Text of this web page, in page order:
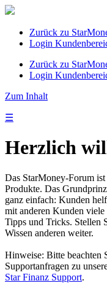
Zurück zu
Login
Zurück zu
Login
Zum Inhalt
☰
Herzlich
Das StarMoney-Forum
Produkte. Das
ganz einfach: Kunden
mit anderen Kunden
Tipps und Tricks. Stellen
Wissen anderen weiter.
Hinweise: Bitte beachten
Supportanfragen zu
Star Finanz Support.